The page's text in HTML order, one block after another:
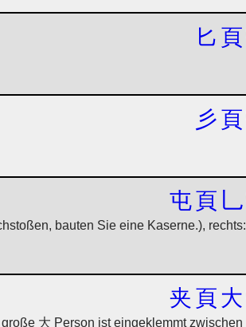
匕 頁
彡頁
屯頁 乚
bauten Sie eine Kaserne.), rechts:
夹 頁 大
大 Person ist eingeklemmt zwischen